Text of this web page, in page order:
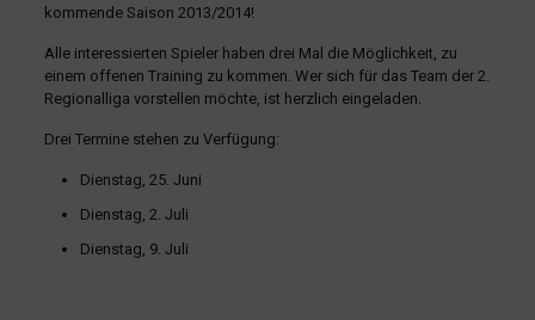
kommende Saison 2013/2014!
Alle interessierten Spieler haben drei Mal die Möglichkeit, zu
einem offenen Training zu kommen. Wer sich für das Team der 2.
Regionalliga vorstellen möchte, ist herzlich eingeladen.
Drei Termine stehen zu Verfügung:
Dienstag, 25. Juni
Dienstag, 2. Juli
Dienstag, 9. Juli